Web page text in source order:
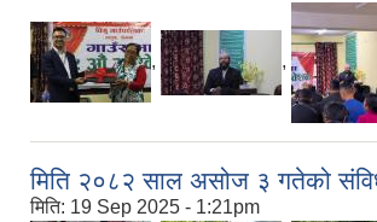
, ,
मिति २०८२ साल असोज ३ गतेको
मिति: 19 Sep 2025 - 1:21pm